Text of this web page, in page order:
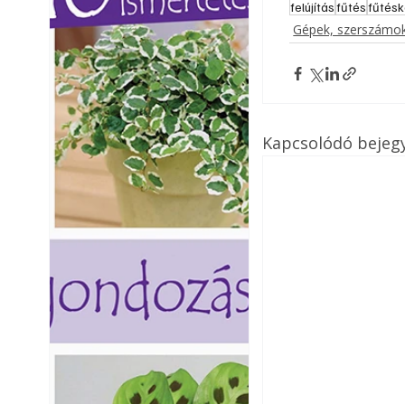
felújításfűtés
Gépek,
Kapcsolódó